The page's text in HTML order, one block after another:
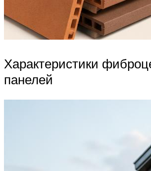
Характеристики
панелей